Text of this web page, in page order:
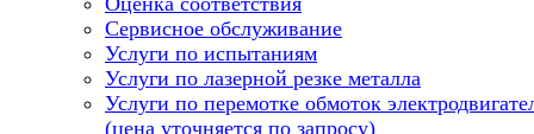
Сервисное обслуживание
Услуги по испытаниям
Услуги по лазерной резке металла
Услуги по перемотке обмоток
(цена уточняется по запросу)